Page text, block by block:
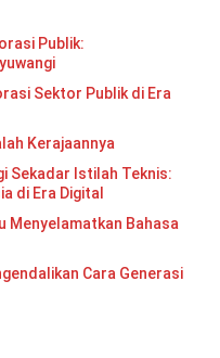
Publik:
Sektor Publik di Era
Kerajaannya
Sekadar Istilah Teknis:
di Era Digital
Menyelamatkan Bahasa
Cara Generasi